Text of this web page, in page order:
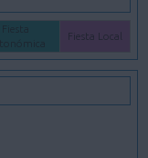
Fiesta Local